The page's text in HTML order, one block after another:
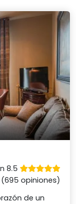
8.5
(695 opiniones)
de un